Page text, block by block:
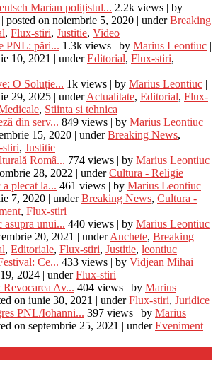
Marian polițistul... 2.2k views | by
| posted on noiembrie 5, 2020 | underBreaking
, Flux-stiri, Justitie, Video
PNL: pări... 1.3k views | by Marius Leontiuc |
10, 2021 | underEditorial, Flux-stiri,
O Soluție... 1k views | by Marius Leontiuc |
29, 2025 | underActualitate, Editorial, Flux-
, Stiinta si tehnica
din serv... 849 views | by Marius Leontiuc |
15, 2020 | underBreaking News,
, Justitie
Româ... 774 views | by Marius Leontiuc
28, 2022 | underCultura - Religie
plecat la... 461 views | by Marius Leontiuc |
7, 2020 | underBreaking News, Cultura -
, Flux-stiri
asupra unui... 440 views | by Marius Leontiuc
20, 2021 | underAnchete, Breaking
, Editoriale, Flux-stiri, Justitie, leontiuc
Ce... 433 views | by Vidjean Mihai |
2024 | underFlux-stiri
Av... 404 views | by Marius
on iunie 30, 2021 | underFlux-stiri, Juridice
PNL/Iohanni... 397 views | by Marius
on septembrie 25, 2021 | underEveniment